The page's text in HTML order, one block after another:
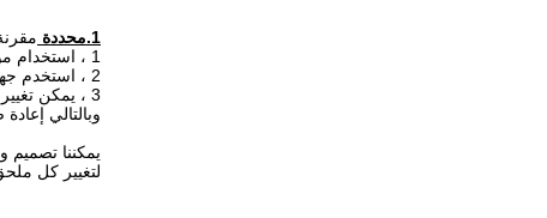
1.محددة
1 ، استخدام مواد ذات صلابة عالية.مناسبة للآلات المختلفة من 4-45 طن.
2 ، استخدم جهاز أمان لصمام التحكم الهيدروليكي لضمان السلامة.
3 ، يمكن تغيير الملحقات دون تفكيك الدبوس والمحور.
وبالتالي
يمكننا تصميم
لتغيير كل